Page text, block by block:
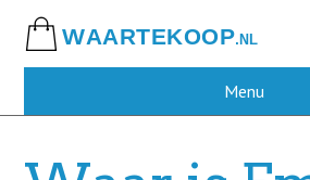
main
Menu